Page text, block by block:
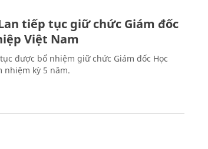
tiếp tục giữ chức Giám đốc
Việt Nam
được bổ nhiệm giữ chức Giám đốc Học
nhiệm kỳ 5 năm.